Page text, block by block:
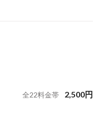
全22料金帯 2,500円